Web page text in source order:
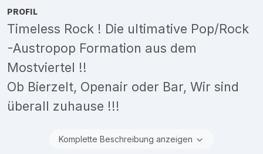
PROFIL
Timeless Rock ! Die ultimative Pop/Rock
-Austropop Formation aus dem
Mostviertel !!
Ob Bierzelt, Openair oder Bar, Wir sind
überall zuhause !!!
Komplette Beschreibung anzeigen